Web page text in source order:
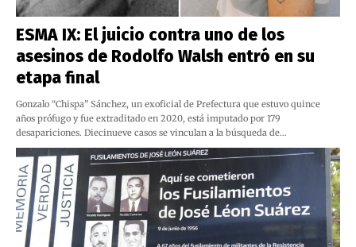
ESMA IX: El juicio contra uno de los
asesinos de Rodolfo Walsh entró en su
etapa final
Gonzalo “Chispa” Sánchez, un exoficial de Prefectura que estuvo quince
años prófugo y fue extraditado en 2020, está imputado por 179
desapariciones. Diecinueve casos se vinculan a la búsqueda de…